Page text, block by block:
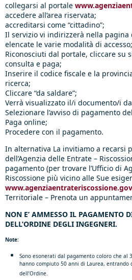
collegarsi al portale
accedere all’area riservata;
accreditarsi come “cittadino”;
Il servizio vi indirizzerà nella pagina
elencate le varie modalità di accesso;
Riconosciuti dal portale, cliccare su
consulta e paga;
Inserire il codice fiscale e la
ricerca;
Cliccare “da saldare”;
Verrà visualizzato il/i documento/i
Selezionare l’avviso di pagamento
Paga online;
Procedere con il pagamento.
In alternativa La invitiamo a recarsi
dell’Agenzia delle Entrate –
pagamento (per trovare l’Ufficio di
Riscossione più vicino alle Sue
Territoriale – Prenota un
NON E’ AMMESSO IL PAGAMENTO
DELL’ORDINE DEGLI INGEGNERI.
Note:
Sono esonerati dal pagamento coloro che al
hanno compiuto 50 anni di Laurea, entrando
dell’Ordine.